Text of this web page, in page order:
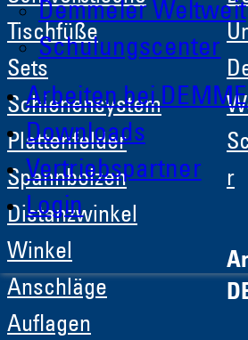
Demmeler Weltweit
Schulungscenter
Arbeiten bei
Downloads
Vertriebspartner
Login
Tischfüße
Sets
Schienensystem
Plattenfelder
Spannbolzen
Distanzwinkel
Winkel
Anschläge
Auflagen
r